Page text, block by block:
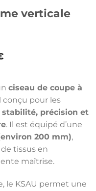
verticale
actuel
est :
1
990,00€.
ciseau de coupe à
conçu pour les
stabilité, précision et
. Il est équipé d’une
200 mm),
tissus en
maîtrise.
le KSAU permet une